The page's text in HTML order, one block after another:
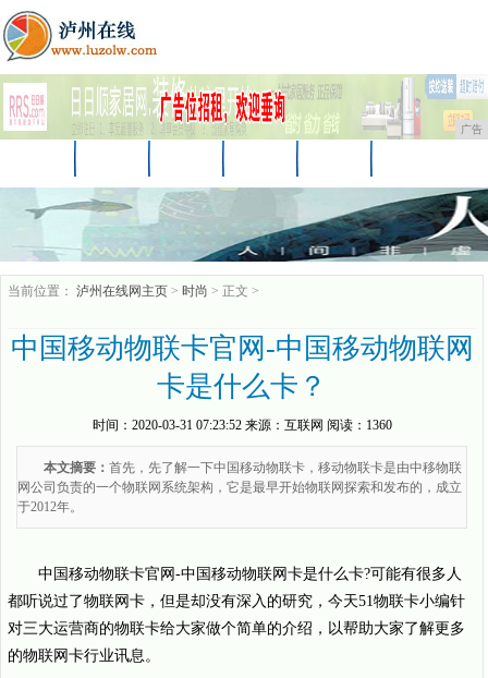
广告
商讯 游戏
当前位置： 泸州在线网主页 > 时尚 > 正文 >
中国移动物联卡官网-中国移动物联网
卡是什么卡？
时间： 2020-03-31 07:23:52来源： 互联网 阅读：1360
本文摘要： 首先，先了解一下中国移动物联卡，移动物联卡是由中移物联
网公司负责的一个物联网系统架构，它是最早开始物联网探索和发布的，成立
于2012年。
中国移动物联卡官网-中国移动物联网卡是什么卡?可能有很多人
都听说过了物联网卡，但是却没有深入的研究，今天51物联卡小编针
对三大运营商的物联卡给大家做个简单的介绍，以帮助大家了解更多
的物联网卡行业讯息。